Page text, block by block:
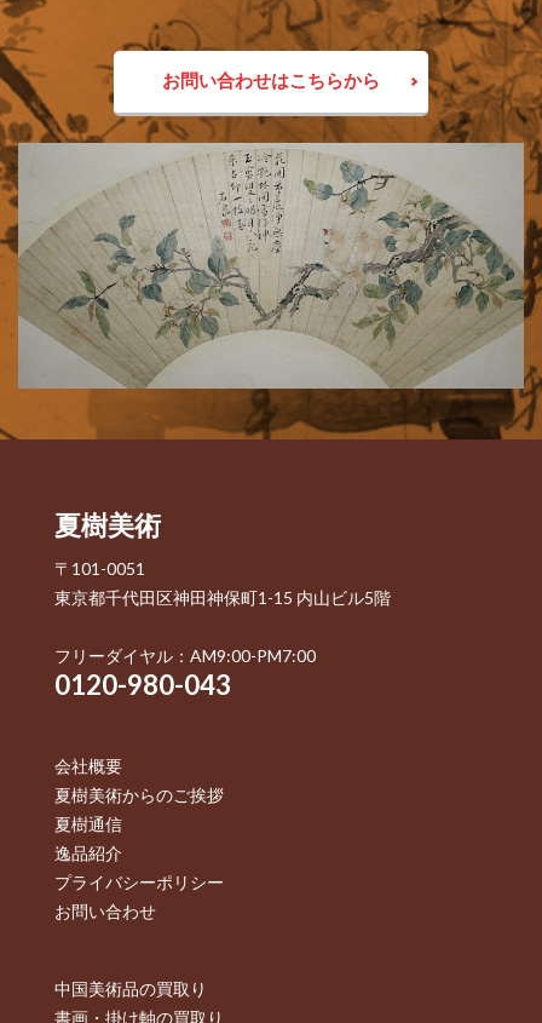
お問い合わせはこちらから
夏樹美術
〒101-0051
東京都千代田区神田神保町1-15 内山ビル5階
フリーダイヤル：AM9:00-PM7:00
0120-980-043
会社概要
夏樹美術からのご挨拶
夏樹通信
逸品紹介
プライバシーポリシー
お問い合わせ
中国美術品の買取り
書画・掛け軸の買取り